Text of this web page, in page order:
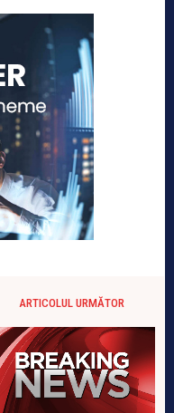
ARTICOLUL URMĂTOR